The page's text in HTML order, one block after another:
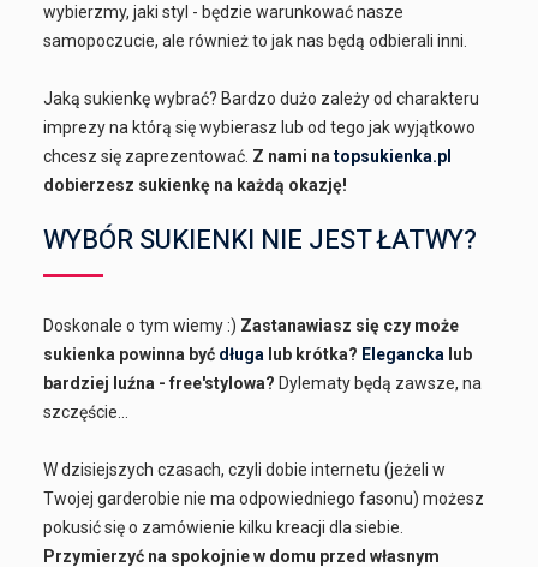
wybierzmy, jaki styl - będzie warunkować nasze
samopoczucie, ale również to jak nas będą odbierali inni.
Jaką sukienkę wybrać? Bardzo dużo zależy od charakteru
imprezy na którą się wybierasz lub od tego jak wyjątkowo
chcesz się zaprezentować. Z nami natopsukienka.pl
dobierzesz sukienkę na każdą okazję!
WYBÓR SUKIENKI NIE JEST ŁATWY?
Doskonale o tym wiemy :) Zastanawiasz się czy może
sukienka powinna być długa lub krótka? Elegancka lub
bardziej luźna - free'stylowa? Dylematy będą zawsze, na
szczęście...
W dzisiejszych czasach, czyli dobie internetu (jeżeli w
Twojej garderobie nie ma odpowiedniego fasonu) możesz
pokusić się o zamówienie kilku kreacji dla siebie.
Przymierzyć na spokojnie w domu przed własnym